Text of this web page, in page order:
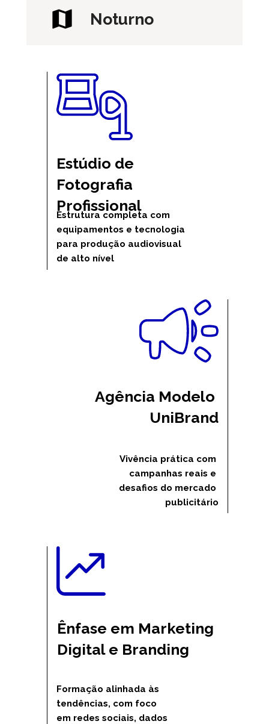
Noturno
Estúdio de
Fotografia
Profissional
Agência Modelo
UniBrand
Ênfase em Marketing
Digital e Branding
Estrutura completa com
equipamentos e tecnologia
para produção audiovisual
de alto nível
Vivência prática com
campanhas reais e
desafios do mercado
publicitário
Formação alinhada às
tendências, com foco
em redes sociais, dados